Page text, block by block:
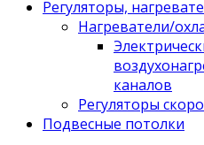
Регуляторы,
Нагреватели/
каналов
Регуляторы
Подвесные потолки